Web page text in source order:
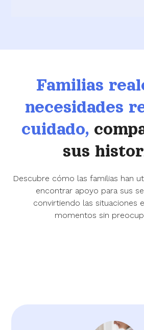
Familias
necesidades
cuidado,
sus
Descubre cómo las familias han
encontrar apoyo para sus
convirtiendo las situaciones
momentos sin